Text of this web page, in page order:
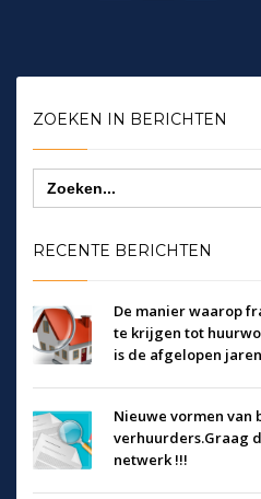
ZOEKEN IN BERICHTEN
Zoek
naar:
RECENTE BERICHTEN
De manier waarop
te krijgen tot
is de afgelopen
Nieuwe vormen van
verhuurders.Graag
netwerk !!!